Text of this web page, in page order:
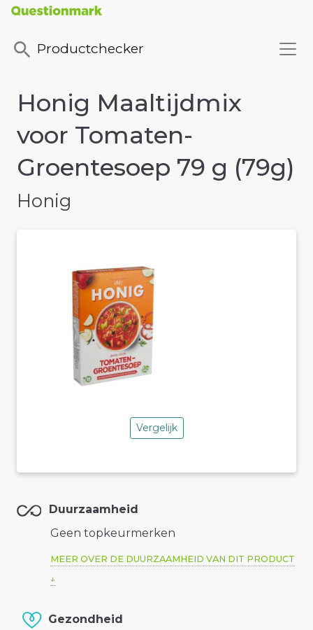
Productchecker
Honig Maaltijdmix
voor Tomaten-
Groentesoep 79 g (79g)
Honig
Vergelijk
Duurzaamheid
Geen topkeurmerken
MEER OVER DE DUURZAAMHEID VAN DIT PRODUCT
Gezondheid